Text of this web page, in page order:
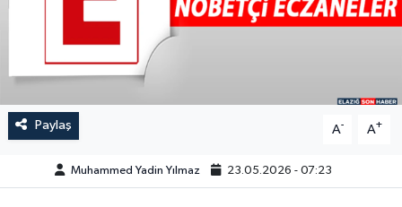
Paylaş A- A+
Muhammed Yadin Yılmaz 23.05.2026 - 07:23
KÜLTÜR-SANAT
MAGAZİN
ÖZEL HABER